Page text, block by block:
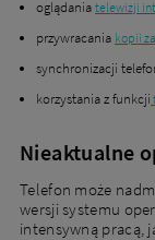
oglądania telewizji
przywracania kopii
synchronizacji
korzystania z funkcji
Nieaktualne
Telefon może
wersji systemu
intensywną pracą,